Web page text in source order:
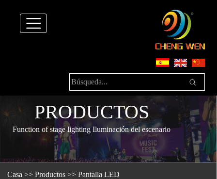
PRODUCTOS
Function of stage lighting Iluminación del escenario
Casa >> Productos >> Pantalla LED